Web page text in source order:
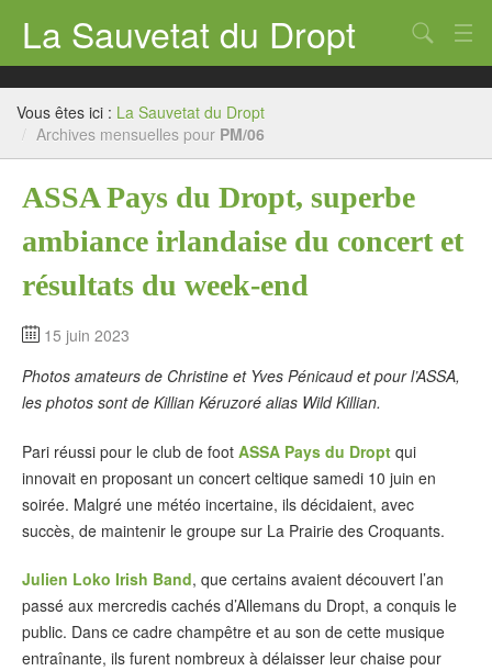
La Sauvetat du Dropt
Accueil
Mairie
Contact
Chercher
Vous êtes ici : La Sauvetat du Dropt
/ Archives mensuelles pour PM/06
ASSA Pays du Dropt, superbe
ambiance irlandaise du concert et
résultats du week-end
15 juin 2023
Photos amateurs de Christine et Yves Pénicaud et pour l’ASSA,
les photos sont de Killian Kéruzoré alias Wild Killian.
Pari réussi pour le club de foot ASSA Pays du Dropt qui
innovait en proposant un concert celtique samedi 10 juin en
soirée. Malgré une météo incertaine, ils décidaient, avec
succès, de maintenir le groupe sur La Prairie des Croquants.
Julien Loko Irish Band, que certains avaient découvert l’an
passé aux mercredis cachés d’Allemans du Dropt, a conquis le
public. Dans ce cadre champêtre et au son de cette musique
entraînante, ils furent nombreux à délaisser leur chaise pour